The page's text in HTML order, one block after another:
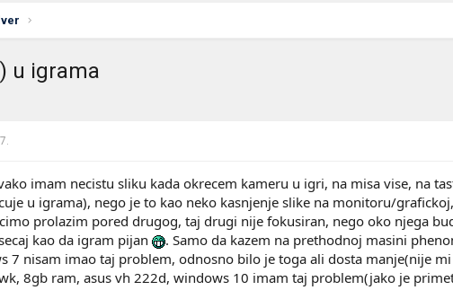
u igrama
imam necistu sliku kada okrecem kameru u igri, na misa vise, na
u igrama), nego je to kao neko kasnjenje slike na monitoru/
prolazim pored drugog, taj drugi nije fokusiran, nego oko njega
kao da igram pijan
. Samo da kazem na prethodnoj masini
7 nisam imao taj problem, odnosno bilo je toga ali dosta manje(nije
8gb ram, asus vh 222d, windows 10 imam taj problem(jako je